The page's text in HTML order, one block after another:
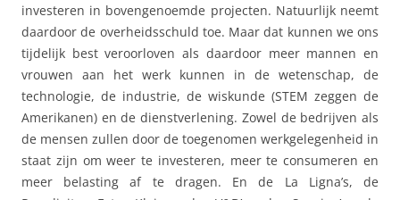
investeren in bovengenoemde projecten. Natuurlijk neemt
daardoor de overheidsschuld toe. Maar dat kunnen we ons
tijdelijk best veroorloven als daardoor meer mannen en
vrouwen aan het werk kunnen in de wetenschap, de
technologie, de industrie, de wiskunde (STEM zeggen de
Amerikanen) en de dienstverlening. Zowel de bedrijven als
de mensen zullen door de toegenomen werkgelegenheid in
staat zijn om weer te investeren, meer te consumeren en
meer belasting af te dragen. En de La Ligna’s, de